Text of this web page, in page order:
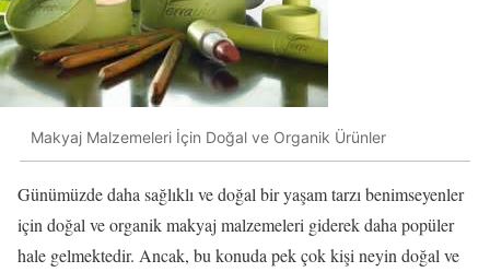
Makyaj Malzemeleri İçin Doğal ve Organik Ürünler
Günümüzde daha sağlıklı ve doğal bir yaşam tarzı benimseyenler
için doğal ve organik makyaj malzemeleri giderek daha popüler
hale gelmektedir. Ancak, bu konuda pek çok kişi neyin doğal ve